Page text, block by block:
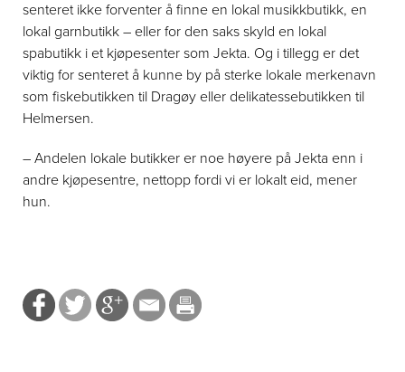
senteret ikke forventer å finne en lokal musikkbutikk, en
lokal garnbutikk – eller for den saks skyld en lokal
spabutikk i et kjøpesenter som Jekta. Og i tillegg er det
viktig for senteret å kunne by på sterke lokale merkenavn
som fiskebutikken til Dragøy eller delikatessebutikken til
Helmersen.
– Andelen lokale butikker er noe høyere på Jekta enn i
andre kjøpesentre, nettopp fordi vi er lokalt eid, mener
hun.